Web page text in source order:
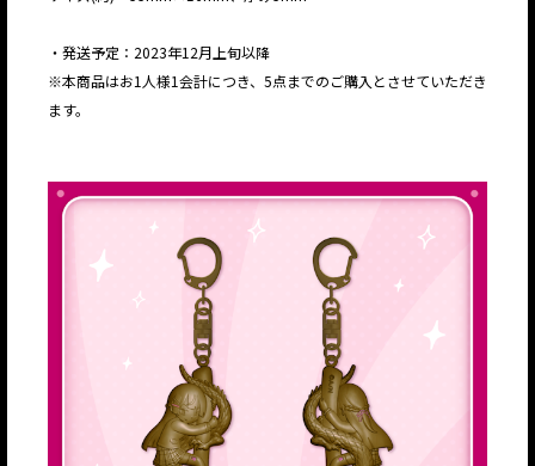
・発送予定：2023年12月上旬以降
※本商品はお1人様1会計につき、5点までのご購入とさせていただき
ます。